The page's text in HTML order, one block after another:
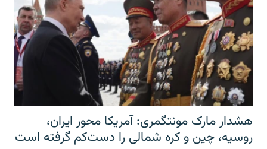
هشدار مارک مونتگمری: آمریکا محور ایران،
روسیه، چین و کره شمالی را دست‌کم گرفته است